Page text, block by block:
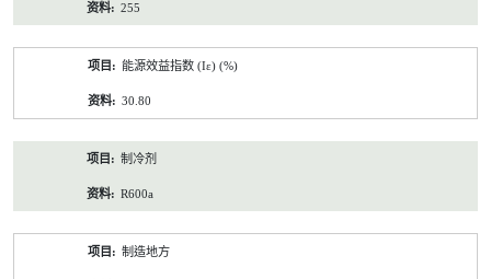
255
能源效益指数 (Iε) (%)
30.80
制冷剂
R600a
制造地方